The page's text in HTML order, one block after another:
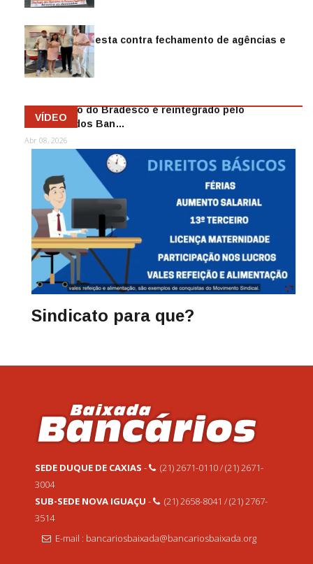
Sindicato protesta contra fechamento de agências e
as demiss…
Mai 13, 2026
Funcionário do Bradesco é reintegrado pelo
Sindicato dos Ban…
Abr 08, 2026
VÍDEO
Sindicato para que?
SEDE DUQUE DE CAXIAS -
(21) 2671-0110 / (21) 2671-
3004
SUB-SEDE NOVA IGUAÇU -
(21) 2658-8041 / (21) 2767-
3514
E-mail : bancariosbaixada@bancariosbaixada.org